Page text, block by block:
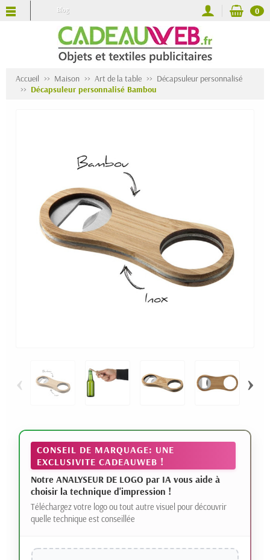
Blog 0
Accueil Maison Art de la table
Décapsuleur personnalisé
Décapsuleur personnalisé Bambou
‹ ›
CONSEIL DE MARQUAGE: UNE
EXCLUSIVITE CADEAUWEB !
Notre ANALYSEUR DE LOGO par IA vous aide à
choisir la technique d'impression !
Téléchargez votre logo ou tout autre visuel pour découvrir
quelle technique est conseillée